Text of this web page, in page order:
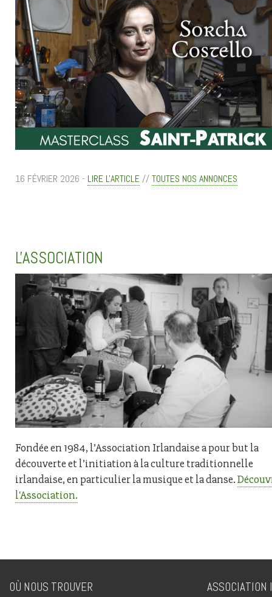
16 FÉVRIER 2026 - LIRE L'ARTICLE // TOUTES NOS ANNONCES
L'ASSOCIATION
Fondée en 1984, l’Association Irlandaise a pour but la
découverte et l’initiation à la culture traditionnelle
irlandaise, en particulier la musique et la danse.
l'Association.
OÙ NOUS TROUVER ASSOCIATION